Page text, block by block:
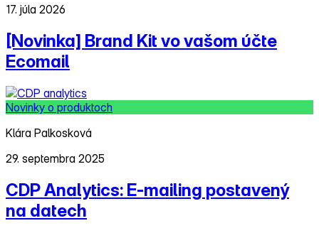
17. júla 2026
[Novinka] Brand Kit vo vašom účte
Ecomail
Novinky o produktoch
Klára Palkosková
29. septembra 2025
CDP Analytics: E‑mailing postavený
na datech